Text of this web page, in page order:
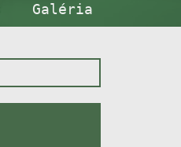
Galéria